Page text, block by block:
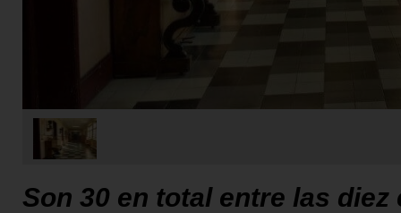
Son 30 en total entre las